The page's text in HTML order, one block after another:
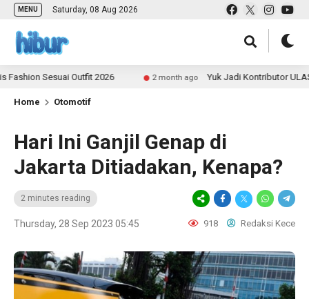
MENU Saturday, 08 Aug 2026
Sesuai Outfit 2026 2 month ago Yuk Jadi Kontributor ULAS.id
Home Otomotif
Hari Ini Ganjil Genap di
Jakarta Ditiadakan, Kenapa?
2 minutes reading
Thursday, 28 Sep 2023 05:45 918 Redaksi Kece